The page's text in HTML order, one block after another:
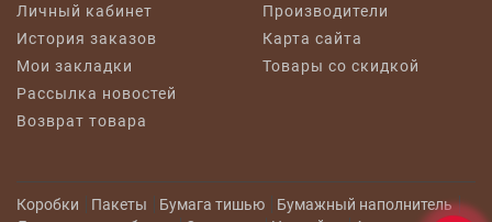
Личный кабинет
История заказов
Мои закладки
Рассылка новостей
Возврат товара
Производители
Карта сайта
Товары со скидкой
Коробки Пакеты Бумага тишью
Бумажный наполнитель